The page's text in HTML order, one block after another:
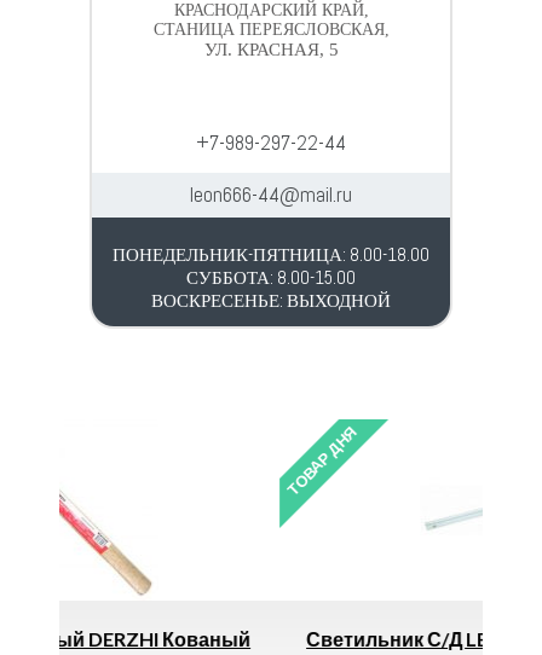
КРАСНОДАРСКИЙ КРАЙ,
СТАНИЦА ПЕРЕЯСЛОВСКАЯ,
УЛ. КРАСНАЯ, 5
+7-989-297-22-44
leon666-44@mail.ru
ПОНЕДЕЛЬНИК-ПЯТНИЦА: 8.00-18.00
СУББОТА: 8.00-15.00
ВОСКРЕСЕНЬЕ: ВЫХОДНОЙ
Светильник С/д LE LED IP65 36W 4000K